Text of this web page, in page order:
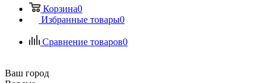
Корзина0
Избранные товары0
Сравнение товаров0
Ваш город